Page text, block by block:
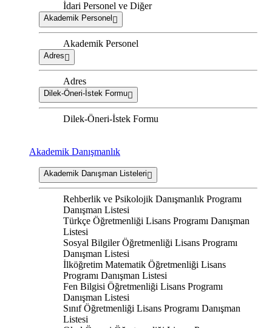
İdari Personel ve Diğer
Akademik Personel
Akademik Personel
Adres
Adres
Dilek-Öneri-İstek Formu
Dilek-Öneri-İstek Formu
Akademik Danışmanlık
Akademik Danışman Listeleri
Rehberlik ve Psikolojik Danışmanlık Programı
Danışman Listesi
Türkçe Öğretmenliği Lisans Programı Danışman
Listesi
Sosyal Bilgiler Öğretmenliği Lisans Programı
Danışman Listesi
İlköğretim Matematik Öğretmenliği Lisans
Programı Danışman Listesi
Fen Bilgisi Öğretmenliği Lisans Programı
Danışman Listesi
Sınıf Öğretmenliği Lisans Programı Danışman
Listesi